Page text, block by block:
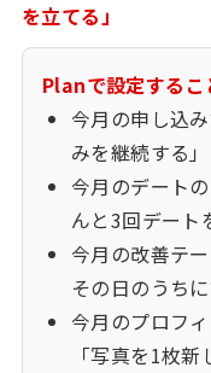
を立てる」
Planで設定するこ
今月の申し込
みを継続する」
今月のデート
んと3回デート
今月の改善テ
その日のうちに
今月のプロフ
「写真を1枚新